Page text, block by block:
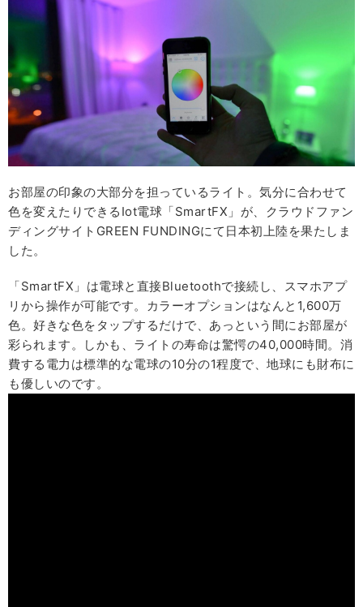
お部屋の印象の大部分を担っているライト。気分に合わせて
色を変えたりできるIot電球「SmartFX」が、クラウドファン
ディングサイトGREEN FUNDINGにて日本初上陸を果たしま
した。
「SmartFX」は電球と直接Bluetoothで接続し、スマホアプ
リから操作が可能です。カラーオプションはなんと1,600万
色。好きな色をタップするだけで、あっという間にお部屋が
彩られます。しかも、ライトの寿命は驚愕の40,000時間。消
費する電力は標準的な電球の10分の1程度で、地球にも財布に
も優しいのです。